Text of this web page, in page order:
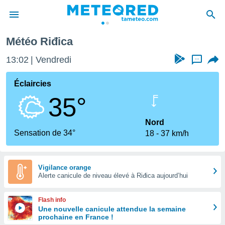
de
Météo Riđica
13:02 Vendredi ...
Éclaircies
35°
Sensation de 34°
Nord
18
37 km/h
Vigilance orange
Alerte canicule de niveau élevé à Riđica aujourd’hui
Flash info
Une nouvelle canicule attendue la semaine
prochaine en France !